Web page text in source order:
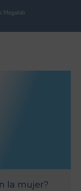
Megalab
la mujer?